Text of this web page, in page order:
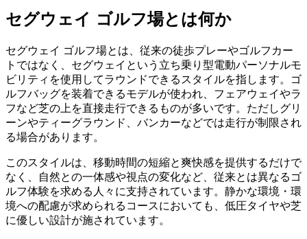
セグウェイ ゴルフ場とは何か
セグウェイ ゴルフ場とは、従来の徒歩プレーやゴルフカー
トではなく、セグウェイという立ち乗り型電動パーソナルモ
ビリティを使用してラウンドできるスタイルを指します。ゴ
ルフバッグを装着できるモデルが使われ、フェアウェイやラ
フなど芝の上を直接走行できるものが多いです。ただしグリ
ーンやティーグラウンド、バンカーなどでは走行が制限され
る場合があります。
このスタイルは、移動時間の短縮と爽快感を提供するだけで
なく、自然との一体感や視点の変化など、従来とは異なるゴ
ルフ体験を求める人々に支持されています。静かな環境・環
境への配慮が求められるコースにおいても、低圧タイヤや芝
に優しい設計が施されています。